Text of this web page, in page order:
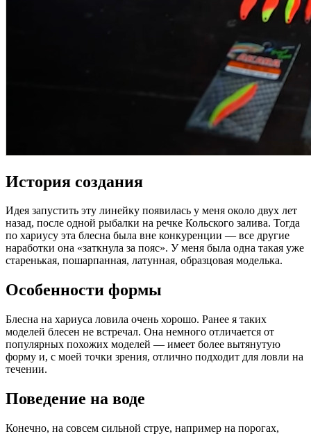
История создания
Идея запустить эту линейку появилась у меня около двух лет
назад, после одной рыбалки на речке Кольского залива. Тогда
по хариусу эта блесна была вне конкуренции — все другие
наработки она «заткнула за пояс». У меня была одна такая уже
старенькая, пошарпанная, латунная, образцовая моделька.
Особенности формы
Блесна на хариуса ловила очень хорошо. Ранее я таких
моделей блесен не встречал. Она немного отличается от
популярных похожих моделей — имеет более вытянутую
форму и, с моей точки зрения, отлично подходит для ловли на
течении.
Поведение на воде
Конечно, на совсем сильной струе, например на порогах,